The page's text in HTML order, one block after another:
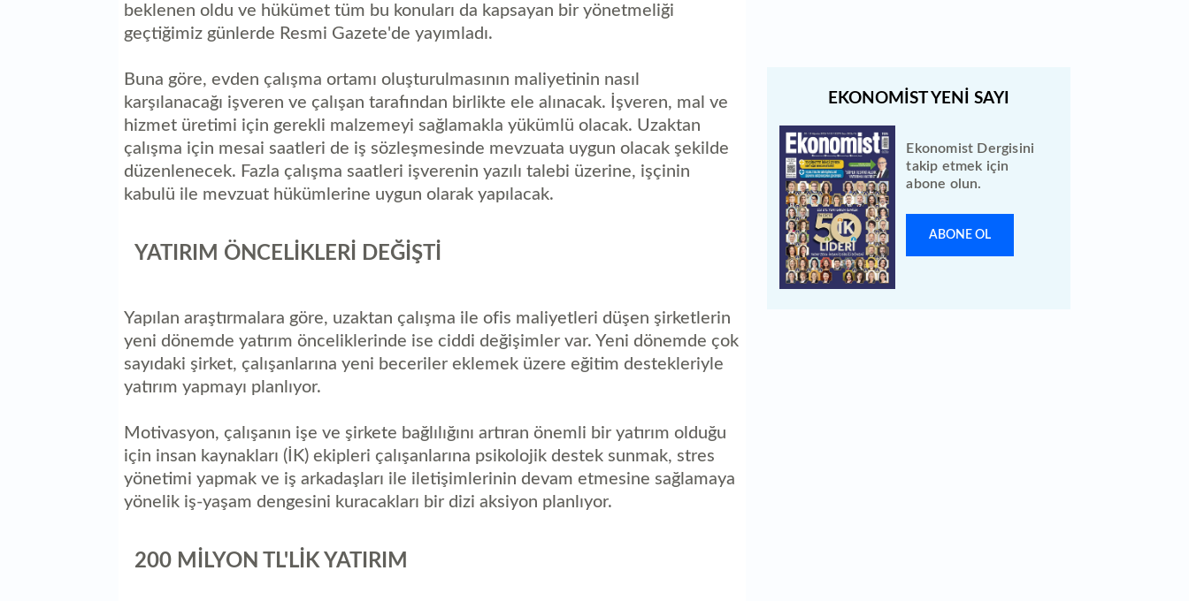
beklenen oldu ve hükümet tüm bu konuları da kapsayan bir yönetmeliği
geçtiğimiz günlerde Resmi Gazete'de yayımladı.
Buna göre, evden çalışma ortamı oluşturulmasının maliyetinin nasıl
karşılanacağı işveren ve çalışan tarafından birlikte ele alınacak. İşveren, mal ve
hizmet üretimi için gerekli malzemeyi sağlamakla yükümlü olacak. Uzaktan
çalışma için mesai saatleri de iş sözleşmesinde mevzuata uygun olacak şekilde
düzenlenecek. Fazla çalışma saatleri işverenin yazılı talebi üzerine, işçinin
kabulü ile mevzuat hükümlerine uygun olarak yapılacak.
YATIRIM ÖNCELİKLERİ DEĞİŞTİ
Yapılan araştırmalara göre, uzaktan çalışma ile ofis maliyetleri düşen şirketlerin
yeni dönemde yatırım önceliklerinde ise ciddi değişimler var. Yeni dönemde çok
sayıdaki şirket, çalışanlarına yeni beceriler eklemek üzere eğitim destekleriyle
yatırım yapmayı planlıyor.
Motivasyon, çalışanın işe ve şirkete bağlılığını artıran önemli bir yatırım olduğu
için insan kaynakları (İK) ekipleri çalışanlarına psikolojik destek sunmak, stres
yönetimi yapmak ve iş arkadaşları ile iletişimlerinin devam etmesine sağlamaya
yönelik iş-yaşam dengesini kuracakları bir dizi aksiyon planlıyor.
200 MİLYON TL'LİK YATIRIM
Ekonomist Dergisini
takip etmek için
abone olun.
ABONE OL